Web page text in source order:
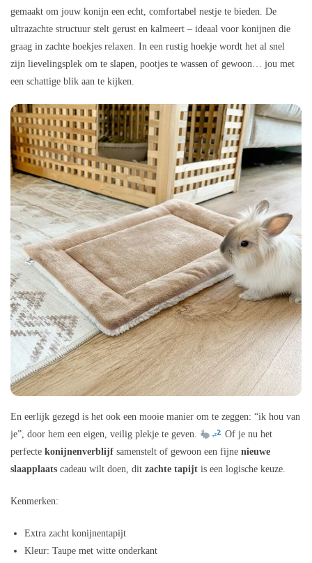
gemaakt om jouw konijn een echt, comfortabel nestje te bieden. De
ultrazachte structuur stelt gerust en kalmeert – ideaal voor konijnen die
graag in zachte hoekjes relaxen. In een rustig hoekje wordt het al snel
zijn lievelingsplek om te slapen, pootjes te wassen of gewoon… jou met
een schattige blik aan te kijken.
En eerlijk gezegd is het ook een mooie manier om te zeggen: “ik hou van
je”, door hem een eigen, veilig plekje te geven.
Of je nu het
perfecte konijnenverblijf samenstelt of gewoon een fijne nieuwe
slaapplaats cadeau wilt doen, dit zachte tapijt is een logische keuze.
Kenmerken:
Extra zacht konijnentapijt
Kleur: Taupe met witte onderkant